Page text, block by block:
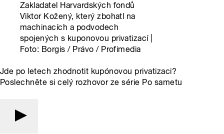
Zakladatel Harvardských fondů
Viktor Kožený, který zbohatl na
machinacích a podvodech
spojených s kuponovou privatizací |
Foto: Borgis / Právo / Profimedia
Jde po letech zhodnotit kupónovou privatizaci?
Poslechněte si celý rozhovor ze série Po sametu